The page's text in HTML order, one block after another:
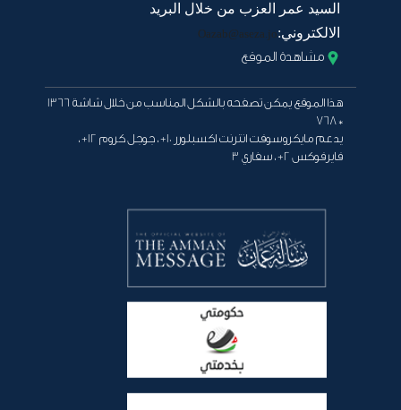
السيد عمر العزب من خلال البريد
الالكتروني:Oazab@aseza.jo
مشاهدة الموقع
هذا الموقع يمكن تصفحه بالشكل المناسب من خلال شاشة 1366
* 768
يدعم مايكروسوفت انترنت اكسبلورر 10+ ، جوجل كروم 12+ ،
فايرفوكس 2+ ، سفاري 3